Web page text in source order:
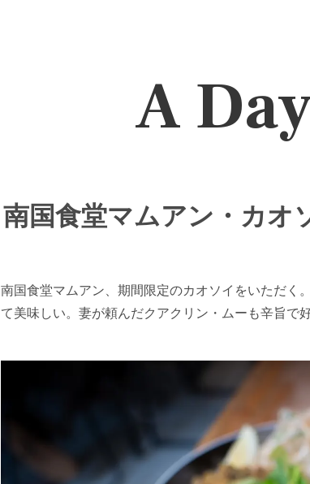
A
南国食堂マムアン・カオ
南国食堂マムアン、期間限定のカオソイをいただく
て美味しい。妻が頼んだクアクリン・ムーも辛旨で好